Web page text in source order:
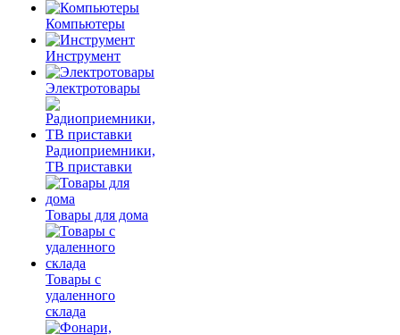
Компьютеры
Инструмент
Электротовары
Радиоприемники,
ТВ приставки
Товары для дома
Товары с
удаленного
склада